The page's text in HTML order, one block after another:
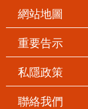
網站地圖
重要告示
私隱政策
聯絡我們